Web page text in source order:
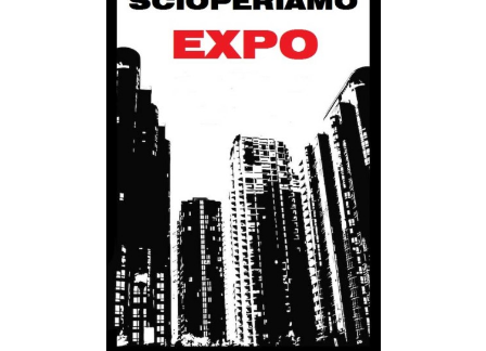
CSOA LAMBRETTA
MSM
MILANO
MOBILITAZIONI
SPAZI
SPORT POPOLARE
MOVIMENTI